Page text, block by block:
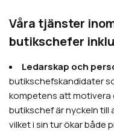
Våra tjänster
butikschefer
Ledarskap och
butikschefskandidater
kompetens att motivera
butikschef är nyckeln till
vilket i sin tur ökar både